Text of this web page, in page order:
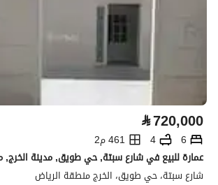
⃁720,000
6
4
461 م2
عمارة للبيع في شارع سبتة, حي طويق, مدينة الخرج,
شارع سبتة، حي طويق، الخرج منطقة الرياض